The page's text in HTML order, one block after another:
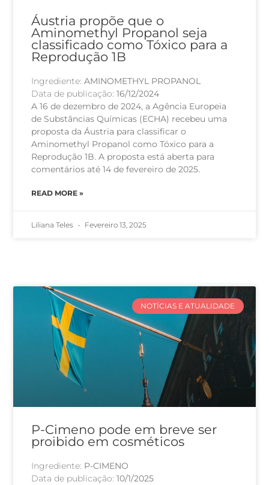
Áustria propõe que o
Aminomethyl Propanol seja
classificado como Tóxico para a
Reprodução 1B
Ingrediente:AMINOMETHYL PROPANOL
Data de publicação:16/12/2024
A 16 de dezembro de 2024, a Agência Europeia
de Substâncias Químicas (ECHA) recebeu uma
proposta da Áustria para classificar o
Aminomethyl Propanol como Tóxico para a
Reprodução 1B. A proposta está aberta para
comentários até 14 de fevereiro de 2025.
READ MORE »
Liliana Teles Fevereiro 13, 2025
NOTÍCIAS E ATUALIDADE
P-Cimeno pode em breve ser
proibido em cosméticos
Ingrediente: P-CIMENO
Data de publicação:10/1/2025